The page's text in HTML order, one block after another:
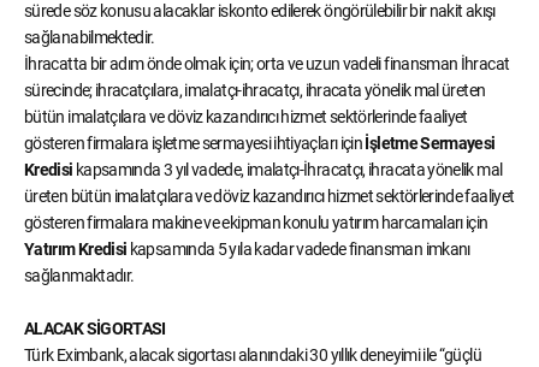
sürede söz konusu alacaklar iskonto edilerek öngörülebilir bir nakit akışı
sağlanabilmektedir.
İhracatta bir adım önde olmak için; orta ve uzun vadeli finansman İhracat
sürecinde; ihracatçılara, imalatçı-ihracatçı, ihracata yönelik mal üreten
bütün imalatçılara ve döviz kazandırıcı hizmet sektörlerinde faaliyet
gösteren firmalara işletme sermayesi ihtiyaçları içinİşletme Sermayesi
Kredisi kapsamında 3 yıl vadede, imalatçı-İhracatçı, ihracata yönelik mal
üreten bütün imalatçılara ve döviz kazandırıcı hizmet sektörlerinde faaliyet
gösteren firmalara makine ve ekipman konulu yatırım harcamaları için
Yatırım Kredisi kapsamında 5 yıla kadar vadede finansman imkanı
sağlanmaktadır.
ALACAK SİGORTASI
Türk Eximbank, alacak sigortası alanındaki 30 yıllık deneyimi ile “güçlü